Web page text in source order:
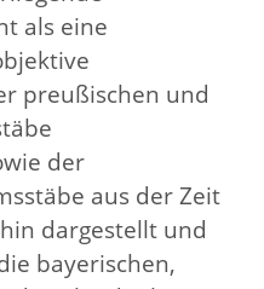
als eine
preußischen und
der
aus der Zeit
dargestellt und
bayerischen,